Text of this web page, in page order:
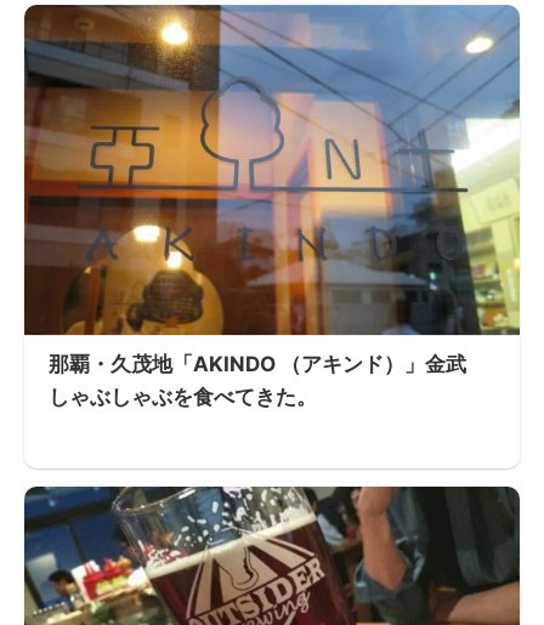
那覇・久茂地「AKINDO （アキンド）」金武
しゃぶしゃぶを食べてきた。